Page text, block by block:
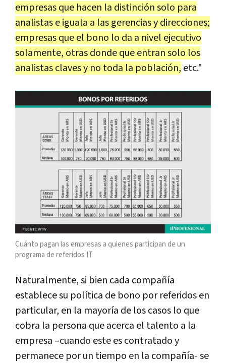
empresas que hacen la distinción solo para
analistas e iguala a las gerencias y direcciones;
empresas que el bono lo da a nivel ejecutivo
solamente, otras donde que entran solo los
analistas claves y no toda la población, etc."
Cuánto pagan las empresas a quienes participan de un
programa de referidos IT
Naturalmente, si bien cada compañía
establece su política de bono por referidos en
particular, en la mayoría de los casos lo que
cobra la persona que acerca el talento a la
empresa –cuando este es contratado y
permanece por un tiempo en la compañía- se